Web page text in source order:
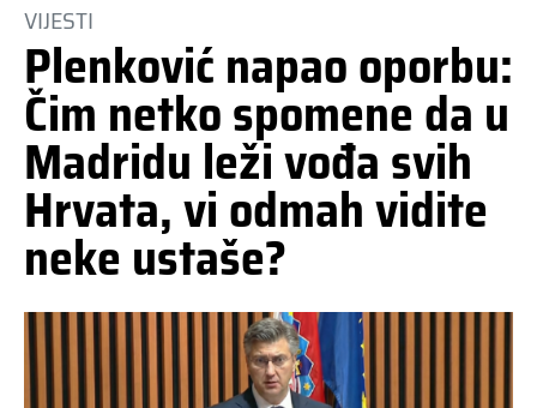
VIJESTI
Plenković napao oporbu:
Čim netko spomene da u
Madridu leži vođa svih
Hrvata, vi odmah vidite
neke ustaše?